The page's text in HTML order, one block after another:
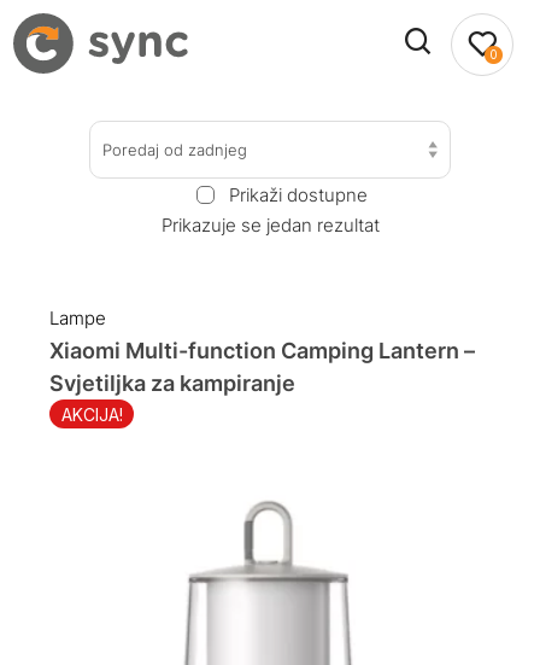
0
Poredaj od zadnjeg
Prikaži dostupne
Prikazuje se jedan rezultat
Lampe
AKCIJA!
Xiaomi Multi-function Camping Lantern –
Svjetiljka za kampiranje